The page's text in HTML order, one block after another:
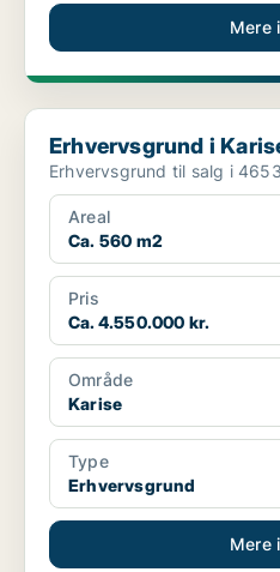
Mere
Erhvervsgrund i Karise
Erhvervsgrund i
Erhvervsgrund til salg i
Areal
Ca. 560 m2
Pris
Ca. 4.550.000 kr.
Område
Karise
Type
Erhvervsgrund
Mere